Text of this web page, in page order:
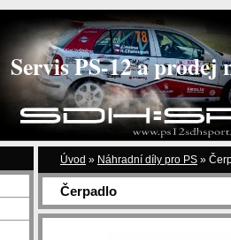
Servis PS-12 a
Úvod » Náhradní díly pro PS »
Čerpadlo